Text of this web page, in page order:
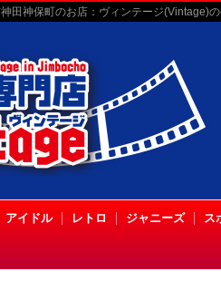
田神保町のお店：ヴィンテージ(Vintage)
アイドル レトロ ジャニーズ ス